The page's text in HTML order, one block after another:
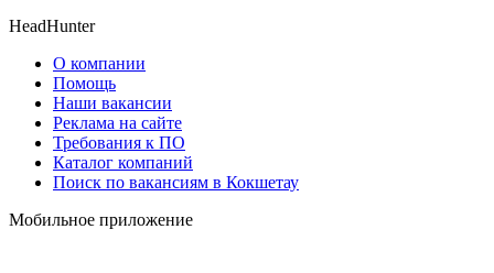
HeadHunter
О компании
Помощь
Наши вакансии
Реклама на сайте
Требования к ПО
Каталог компаний
Поиск по вакансиям в Кокшетау
Мобильное приложение